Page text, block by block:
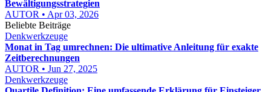
Bewältigungsstrategien
AUTOR • Apr 03, 2026
Beliebte Beiträge
Denkwerkzeuge
Monat in Tag umrechnen: Die ultimative Anleitung für exakte
Zeitberechnungen
AUTOR • Jun 27, 2025
Denkwerkzeuge